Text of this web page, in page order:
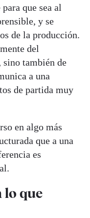
que sea al
y se
de la producción.
del
también de
a una
de partida muy
en algo más
que a una
es
lo que